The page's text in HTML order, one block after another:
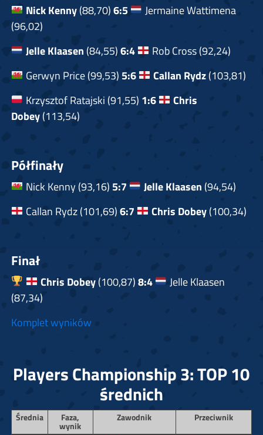
Nick Kenny(88,70)6:5
Jermaine Wattimena
(96,02)
Jelle Klaasen (84,55)6:4
Rob Cross (92,24)
Gerwyn Price (99,53) 5:6 Callan Rydz(103,81)
Krzysztof Ratajski (91,55) 1:6
Chris
Dobey(113,54)
Półfinały
Nick Kenny (93,16) 5:7 Jelle Klaasen (94,54)
Callan Rydz (101,69)6:7 Chris Dobey(100,34)
Finał
Chris Dobey(100,87)8:4
Jelle Klaasen
(87,34)
Komplet wyników
Players Championship 3: TOP 10
średnich
Średnia Faza,
wynik
Zawodnik Przeciwnik